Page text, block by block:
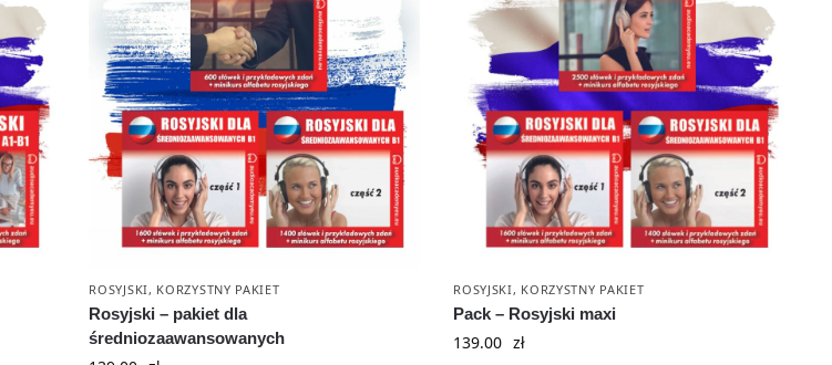
ROSYJSKI, KORZYSTNY PAKIET
Rosyjski – pakiet dla
średniozaawansowanych
ROSYJSKI, KORZYSTNY PAKIET
Pack – Rosyjski maxi
139.00 zł